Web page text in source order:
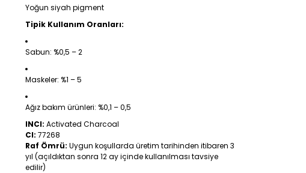
Yoğun siyah pigment
Tipik Kullanım Oranları:
Sabun: %0,5 – 2
Maskeler: %1 – 5
Ağız bakım ürünleri: %0,1 – 0,5
INCI: Activated Charcoal
CI: 77268
Raf Ömrü: Uygun koşullarda üretim tarihinden itibaren 3
yıl (açıldıktan sonra 12 ay içinde kullanılması tavsiye
edilir)